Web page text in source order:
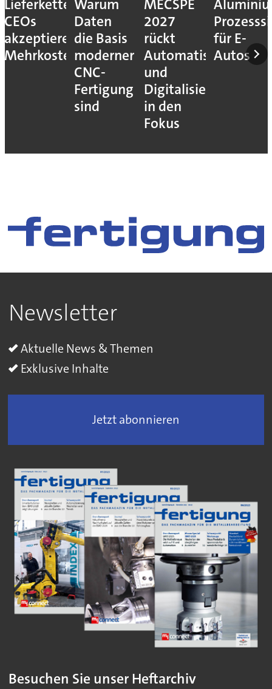
Lieferkettenresilienz:
CEOs
akzeptieren
Mehrkosten
Warum
Daten
die Basis
moderner
CNC-
Fertigung
sind
MECSPE
2027
rückt
Automatisierung
und
Digitalisierung
in den
Fokus
für E-
Autos
Newsletter
Aktuelle News & Themen
Exklusive Inhalte
Jetzt abonnieren
Besuchen Sie unser Heftarchiv